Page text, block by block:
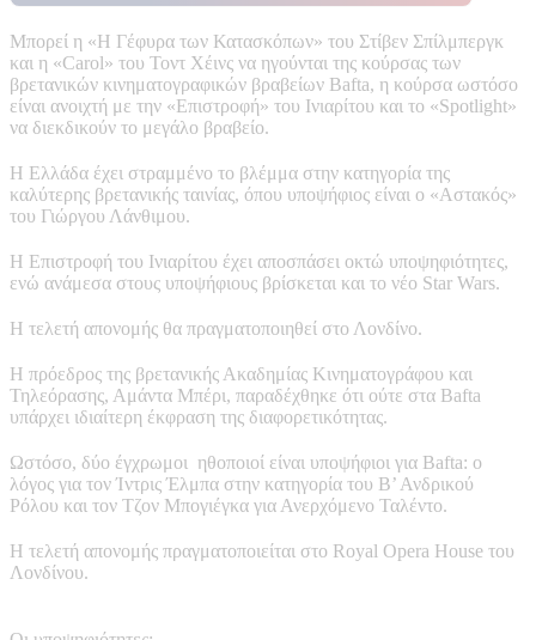
Μπορεί η «Η Γέφυρα των Κατασκόπων» του Στίβεν Σπίλμπεργκ
και η «Carol» του Τοντ Χέινς να ηγούνται της κούρσας των
βρετανικών κινηματογραφικών βραβείων Bafta, η κούρσα ωστόσο
είναι ανοιχτή με την «Επιστροφή» του Ινιαρίτου και το «Spotlight»
να διεκδικούν το μεγάλο βραβείο.
Η Ελλάδα έχει στραμμένο το βλέμμα στην κατηγορία της
καλύτερης βρετανικής ταινίας, όπου υποψήφιος είναι ο «Αστακός»
του Γιώργου Λάνθιμου.
Η Επιστροφή του Ινιαρίτου έχει αποσπάσει οκτώ υποψηφιότητες,
ενώ ανάμεσα στους υποψήφιους βρίσκεται και το νέο Star Wars.
Η τελετή απονομής θα πραγματοποιηθεί στο Λονδίνο.
Η πρόεδρος της βρετανικής Ακαδημίας Κινηματογράφου και
Τηλεόρασης, Αμάντα Μπέρι, παραδέχθηκε ότι ούτε στα Bafta
υπάρχει ιδιαίτερη έκφραση της διαφορετικότητας.
Ωστόσο, δύο έγχρωμοι ηθοποιοί είναι υποψήφιοι για Bafta: ο
λόγος για τον Ίντρις Έλμπα στην κατηγορία του Β’ Ανδρικού
Ρόλου και τον Τζον Μπογιέγκα για Ανερχόμενο Ταλέντο.
Η τελετή απονομής πραγματοποιείται στο Royal Opera House του
Λονδίνου.